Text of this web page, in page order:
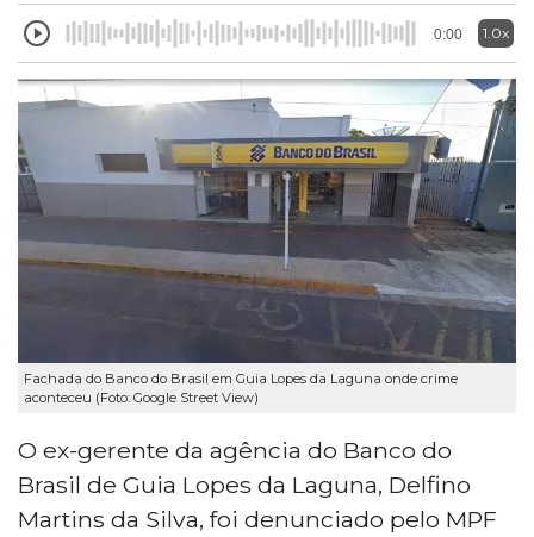
0:00 1.0x
Fachada do Banco do Brasil em Guia Lopes da Laguna onde crime
aconteceu (Foto: Google Street View)
O ex-gerente da agência do Banco do
Brasil de Guia Lopes da Laguna, Delfino
Martins da Silva, foi denunciado pelo MPF